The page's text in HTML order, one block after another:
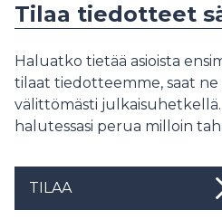
Tilaa tiedotteet
Haluatko tietää asioista
tilaat tiedotteemme, saat ne
välittömästi
halutessasi perua milloin
TILAA